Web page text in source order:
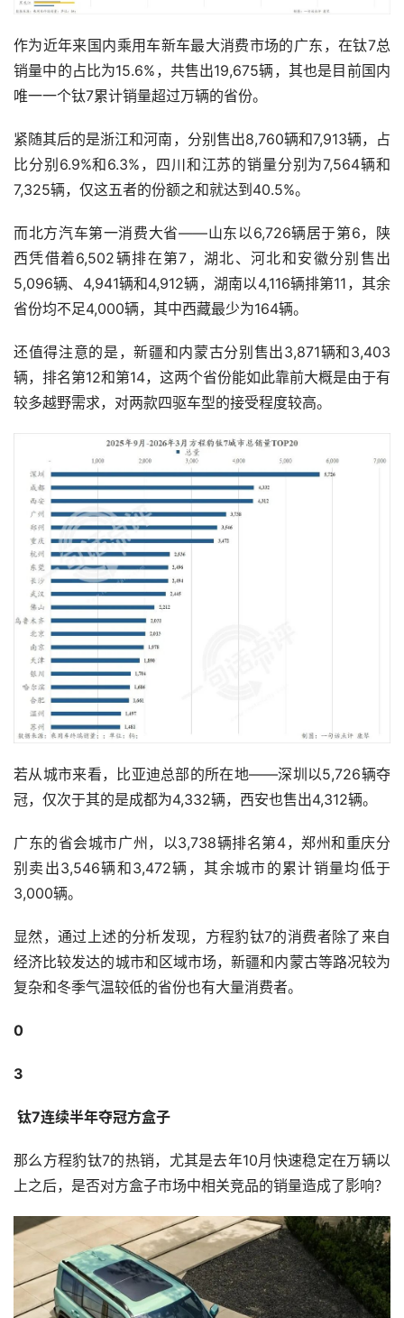
作为近年来国内乘用车新车最大消费市场的广东，在钛7总
销量中的占比为15.6%，共售出19,675辆，其也是目前国内
唯一一个钛7累计销量超过万辆的省份。
紧随其后的是浙江和河南，分别售出8,760辆和7,913辆，占
比分别6.9%和6.3%，四川和江苏的销量分别为7,564辆和
7,325辆，仅这五者的份额之和就达到40.5%。
而北方汽车第一消费大省——山东以6,726辆居于第6，陕
西凭借着6,502辆排在第7，湖北、河北和安徽分别售出
5,096辆、4,941辆和4,912辆，湖南以4,116辆排第11，其余
省份均不足4,000辆，其中西藏最少为164辆。
还值得注意的是，新疆和内蒙古分别售出3,871辆和3,403
辆，排名第12和第14，这两个省份能如此靠前大概是由于有
较多越野需求，对两款四驱车型的接受程度较高。
若从城市来看，比亚迪总部的所在地——深圳以5,726辆夺
冠，仅次于其的是成都为4,332辆，西安也售出4,312辆。
广东的省会城市广州，以3,738辆排名第4，郑州和重庆分
别卖出3,546辆和3,472辆，其余城市的累计销量均低于
3,000辆。
显然，通过上述的分析发现，方程豹钛7的消费者除了来自
经济比较发达的城市和区域市场，新疆和内蒙古等路况较为
复杂和冬季气温较低的省份也有大量消费者。
0
3
钛7连续半年夺冠方盒子
那么方程豹钛7的热销，尤其是去年10月快速稳定在万辆以
上之后，是否对方盒子市场中相关竞品的销量造成了影响？